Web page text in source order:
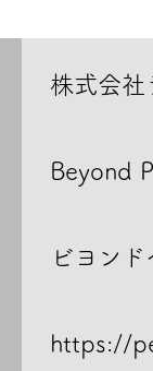
株式会社
Beyond
ビヨン
https://